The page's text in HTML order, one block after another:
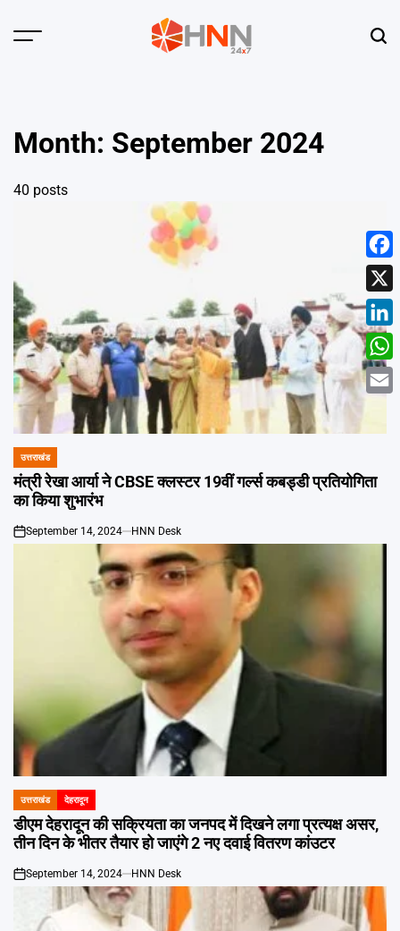
Menu
Month: September 2024
40 posts
POSTED
IN
उत्तराखंड
मंत्री रेखा आर्या ने CBSE क्लस्टर 19वीं गर्ल्स कबड्डी प्रतियोगिता
का किया शुभारंभ
on
September 14, 2024 HNN Desk
POSTED
IN
उत्तराखंड देहरादून
डीएम देहरादून की सक्रियता का जनपद में दिखने लगा प्रत्यक्ष असर,
तीन दिन के भीतर तैयार हो जाएंगे 2 नए दवाई वितरण कांउटर
on
September 14, 2024 HNN Desk
X